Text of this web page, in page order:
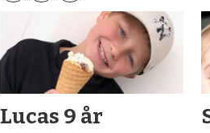
Lucas 9 år